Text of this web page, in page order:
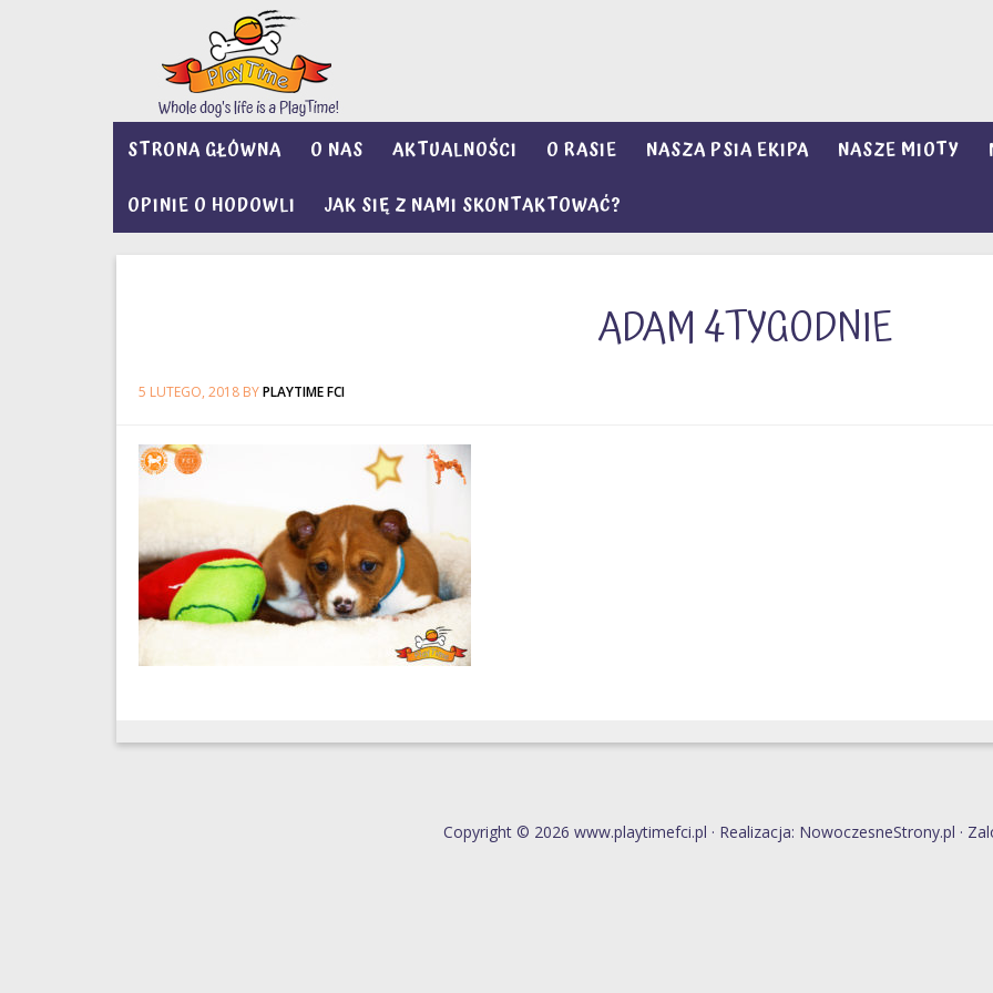
STRONA GŁÓWNA O NAS AKTUALNOŚCI O RASIE NASZA PSIA EKIPA NASZE MIOTY
OPINIE O HODOWLI
JAK SIĘ Z NAMI SKONTAKTOWAĆ?
ADAM 4TYGODNIE
5 LUTEGO, 2018 BYPLAYTIME FCI
Copyright © 2026 www.playtimefci.pl · Realizacja: NowoczesneStrony.pl ·